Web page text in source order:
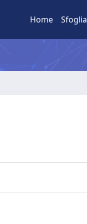
Home Sfoglia